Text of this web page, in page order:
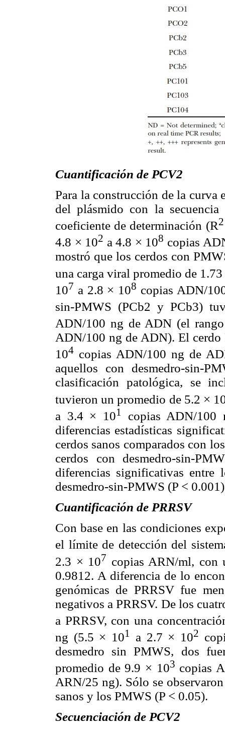
Cuantificación de PCV2
Para la construcción de la curva
del plásmido con la
coeficiente de determinación (R2
4.8 × 102 a 4.8 × 108 copias
mostró que los cerdos con
una carga viral promedio de
107 a 2.8 × 108 copias ADN/
sin-PMWS (PCb2 y PCb3)
ADN/100 ng de ADN (el
ADN/100 ng de ADN). El
104 copias ADN/100 ng de
aquellos con desmedro-sin-
clasificación patológica, se
tuvieron un promedio de 5.2 ×
a 3.4 × 101
copias ADN/
diferencias estadísticas
cerdos sanos comparados con
cerdos con desmedro-sin-
diferencias significativas
desmedro-sin-PMWS (P <
Cuantificación de PRRSV
Con base en las condiciones
el límite de detección del
2.3 × 107 copias ARN/ml, con
0.9812. A diferencia de lo
genómicas de PRRSV fue
negativos a PRRSV. De los
a PRRSV, con una
ng (5.5 × 101 a 2.7 × 102
desmedro sin PMWS, dos
promedio de 9.9 × 103 copias
ARN/25 ng). Sólo se
sanos y los PMWS (P < 0.05).
Secuenciación de PCV2